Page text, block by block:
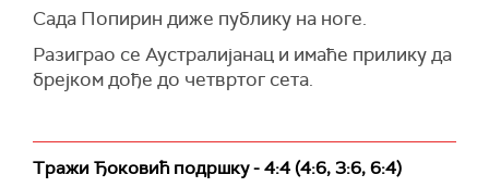
Сада Попирин диже публику на ноге.
Разиграо се Аустралијанац и имаће прилику да
брејком дође до четвртог сета.
Тражи Ђоковић подршку - 4:4 (4:6, 3:6, 6:4)